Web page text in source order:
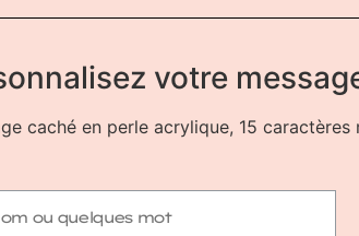
votre
caché en perle acrylique, 15 caractères